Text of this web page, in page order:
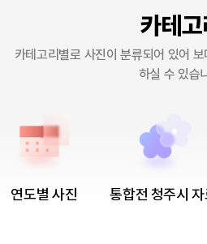
카테고
카테고리별로 사진이 분류되어 있어
하실 수 있습
연도별 사진 통합전 청주시